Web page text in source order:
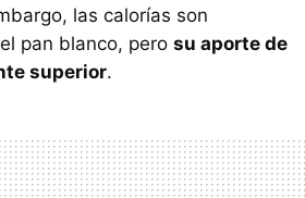
las calorías son
pan blanco, pero su aporte de
superior.